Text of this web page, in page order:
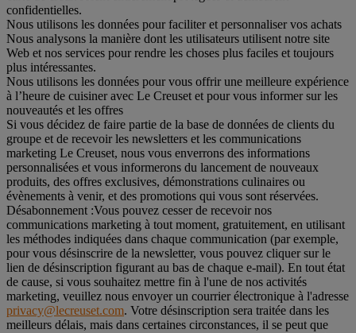
confidentielles.
Nous utilisons les données pour faciliter et personnaliser vos achats
Nous analysons la manière dont les utilisateurs utilisent notre site
Web et nos services pour rendre les choses plus faciles et toujours
plus intéressantes.
Nous utilisons les données pour vous offrir une meilleure expérience
à l’heure de cuisiner avec Le Creuset et pour vous informer sur les
nouveautés et les offres
Si vous décidez de faire partie de la base de données de clients du
groupe et de recevoir les newsletters et les communications
marketing Le Creuset, nous vous enverrons des informations
personnalisées et vous informerons du lancement de nouveaux
produits, des offres exclusives, démonstrations culinaires ou
évènements à venir, et des promotions qui vous sont réservées.
Désabonnement :Vous pouvez cesser de recevoir nos
communications marketing à tout moment, gratuitement, en utilisant
les méthodes indiquées dans chaque communication (par exemple,
pour vous désinscrire de la newsletter, vous pouvez cliquer sur le
lien de désinscription figurant au bas de chaque e-mail). En tout état
de cause, si vous souhaitez mettre fin à l'une de nos activités
marketing, veuillez nous envoyer un courrier électronique à l'adresse
privacy@lecreuset.com. Votre désinscription sera traitée dans les
meilleurs délais, mais dans certaines circonstances, il se peut que